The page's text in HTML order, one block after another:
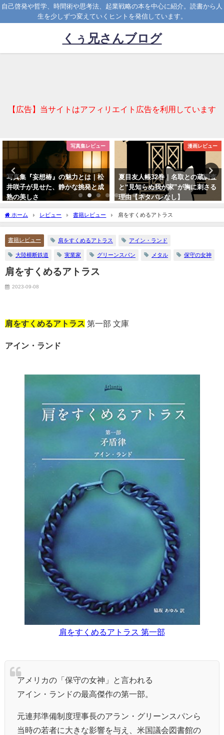
自己啓発や哲学、時間術や思考法、起業戦略の本を中心に紹介。読書から人
生を少しずつ変えていくヒントを発信しています。
くぅ兄さんブログ
【広告】当サイトはアフィリエイト広告を利用しています
写真集レビュー
写真集『妄想椿』の魅力とは｜松
井咲子が見せた、静かな挑発と成
熟の美しさ
漫画レビュー
夏目友人帳32巻｜名取との蔵調査
と“見知らぬ我が家”が胸に刺さる
理由【ネタバレなし】
ホーム レビュー 書籍レビュー 肩をすくめるアトラス
書籍レビュー 肩をすくめるアトラス アイン・ランド
大陸横断鉄道 実業家 グリーンスパン メタル 保守の女神
肩をすくめるアトラス
2023-09-08
肩をすくめるアトラス 第一部 文庫
アイン・ランド
肩をすくめるアトラス 第一部
アメリカの「保守の女神」と言われる
アイン・ランドの最高傑作の第一部。
元連邦準備制度理事長のアラン・グリーンスパンら
当時の若者に大きな影響を与え、米国議会図書館の